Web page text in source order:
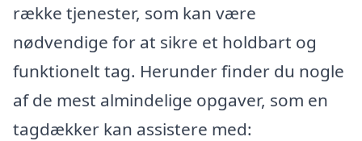
række tjenester, som kan være
nødvendige for at sikre et holdbart og
funktionelt tag. Herunder finder du nogle
af de mest almindelige opgaver, som en
tagdækker kan assistere med: